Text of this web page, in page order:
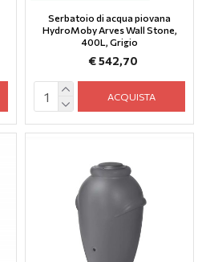
Serbatoio di acqua piovana
HydroMoby Arves Wall Stone,
400L, Grigio
€ 542,70
ACQUISTA